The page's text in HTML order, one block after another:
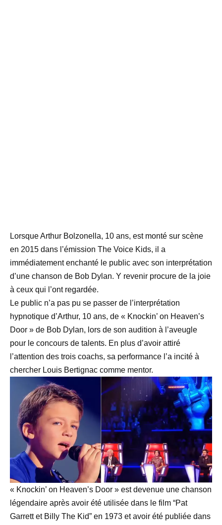
Lorsque Arthur Bolzonella, 10 ans, est monté sur scène
en 2015 dans l’émission The Voice Kids, il a
immédiatement enchanté le public avec son interprétation
d’une chanson de Bob Dylan. Y revenir procure de la joie
à ceux qui l’ont regardée.
Le public n’a pas pu se passer de l’interprétation
hypnotique d’Arthur, 10 ans, de « Knockin’ on Heaven’s
Door » de Bob Dylan, lors de son audition à l’aveugle
pour le concours de talents. En plus d’avoir attiré
l’attention des trois coachs, sa performance l’a incité à
chercher Louis Bertignac comme mentor.
« Knockin’ on Heaven’s Door » est devenue une chanson
légendaire après avoir été utilisée dans le film “Pat
Garrett et Billy The Kid” en 1973 et avoir été publiée dans